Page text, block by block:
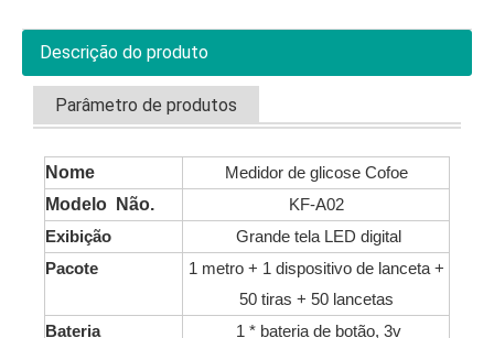
Descrição do produto
Parâmetro de produtos
Nome
Medidor de glicose Cofoe
Modelo Não.
KF-A02
Exibição
Grande tela LED digital
Pacote
1 metro + 1 dispositivo de lanceta +
50 tiras + 50 lancetas
Bateria
1 * bateria de botão, 3v